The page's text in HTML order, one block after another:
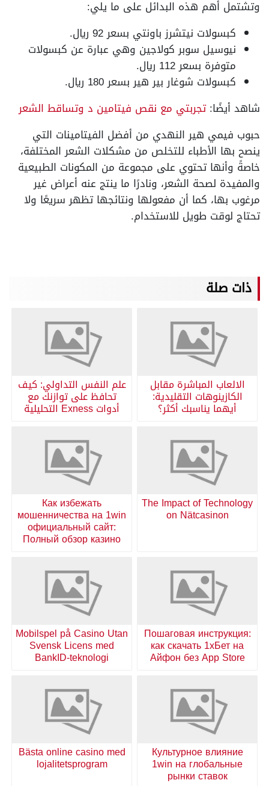
وتشتمل أهم هذه البدائل على ما يلي:
كبسولات نيتشرز باونتي بسعر 92 ريال.
نيوسيل سوبر كولاجين وهي عبارة عن كبسولات
متوفرة بسعر 112 ريال.
كبسولات شوغار بير هير بسعر 180 ريال.
شاهد أيضًا:تجربتي مع نقص فيتامين د وتساقط الشعر
حبوب فيمي هير النهدي من أفضل الفيتامينات التي
ينصح بها الأطباء للتخلص من مشكلات الشعر المختلفة،
خاصةً وأنها تحتوي على مجموعة من المكونات الطبيعية
والمفيدة لصحة الشعر، ونادرًا ما ينتج عنه أعراض غير
مرغوب بها، كما أن مفعولها ونتائجها تظهر سريعًا ولا
تحتاج لوقت طويل للاستخدام.
ذات صلة
الالعاب المباشرة مقابل
الكازينوهات التقليدية:
أيهما يناسبك أكثر؟
علم النفس التداولي: كيف
تحافظ على توازنك مع
أدوات Exness التحليلية
The Impact of Technology
on Nätcasinon
Как избежать
мошенничества на 1win
официальный сайт:
Полный обзор казино
Пошаговая инструкция:
как скачать 1хБет на
Айфон без App Store
Mobilspel på Casino Utan
Svensk Licens med
BankID-teknologi
Культурное влияние
1win на глобальные
рынки ставок
Bästa online casino med
lojalitetsprogram